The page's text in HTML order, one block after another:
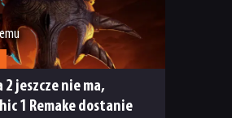
2 jeszcze nie ma,
1 Remake dostanie